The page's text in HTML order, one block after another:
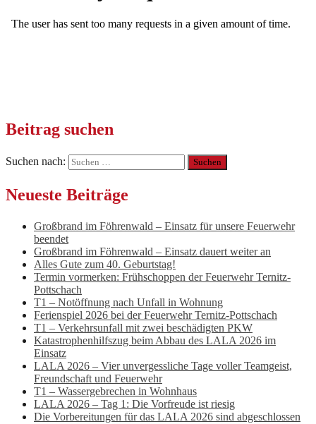
Beitrag suchen
Suchen nach:
Neueste Beiträge
Großbrand im Föhrenwald – Einsatz für unsere Feuerwehr
beendet
Großbrand im Föhrenwald – Einsatz dauert weiter an
Alles Gute zum 40. Geburtstag!
Termin vormerken: Frühschoppen der Feuerwehr Ternitz-
Pottschach
T1 – Notöffnung nach Unfall in Wohnung
Ferienspiel 2026 bei der Feuerwehr Ternitz-Pottschach
T1 – Verkehrsunfall mit zwei beschädigten PKW
Katastrophenhilfszug beim Abbau des LALA 2026 im
Einsatz
LALA 2026 – Vier unvergessliche Tage voller Teamgeist,
Freundschaft und Feuerwehr
T1 – Wassergebrechen in Wohnhaus
LALA 2026 – Tag 1: Die Vorfreude ist riesig
Die Vorbereitungen für das LALA 2026 sind abgeschlossen